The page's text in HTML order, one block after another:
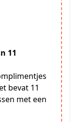
11
bevat 11
met een